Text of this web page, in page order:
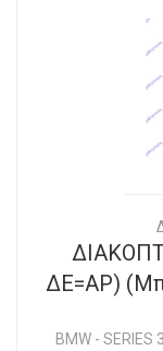
ΔΕ=ΑΡ)
BMW - SERIES